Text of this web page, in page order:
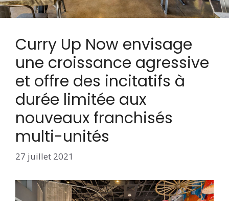
Curry Up Now envisage
une croissance agressive
et offre des incitatifs à
durée limitée aux
nouveaux franchisés
multi-unités
27 juillet 2021